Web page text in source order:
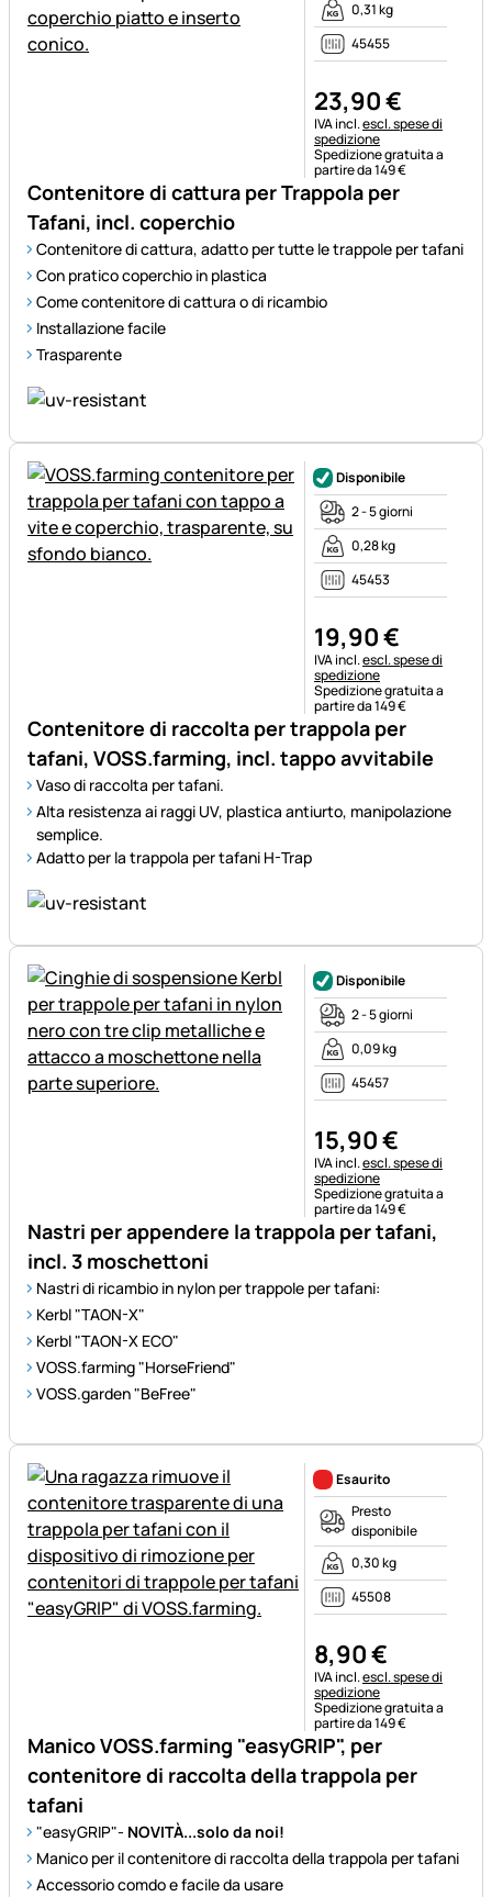
Contenitore di cattura per Trappola per
Tafani, incl. coperchio
Contenitore di cattura, adatto per tutte le trappole per tafani
Con pratico coperchio in plastica
Come contenitore di cattura o di ricambio
Installazione facile
Trasparente
0,31 kg
45455
23,90€
Informazioni fiscali:
IVA incl.escl. spese di
spedizione
Spedizione gratuita a
partire da 149 €
Contenitore di raccolta per trappola per
tafani, VOSS.farming, incl. tappo avvitabile
Vaso di raccolta per tafani.
Alta resistenza ai raggi UV, plastica antiurto, manipolazione
semplice.
Adatto per la trappola per tafani H-Trap
Disponibile
2 - 5 giorni
0,28 kg
45453
19,90€
Informazioni fiscali:
IVA incl.escl. spese di
spedizione
Spedizione gratuita a
partire da 149 €
Nastri per appendere la trappola per tafani,
incl. 3 moschettoni
Nastri di ricambio in nylon per trappole per tafani:
Kerbl "TAON-X"
Kerbl "TAON-X ECO"
VOSS.farming "HorseFriend"
VOSS.garden "BeFree"
Disponibile
2 - 5 giorni
0,09 kg
45457
15,90€
Informazioni fiscali:
IVA incl.escl. spese di
spedizione
Spedizione gratuita a
partire da 149 €
Manico VOSS.farming "easyGRIP", per
contenitore di raccolta della trappola per
tafani
"easyGRIP"- NOVITÀ...solo da noi!
Manico per il contenitore di raccolta della trappola per tafani
Accessorio comdo e facile da usare
Esaurito
Presto
disponibile
0,30 kg
45508
8,90€
Informazioni fiscali:
IVA incl.escl. spese di
spedizione
Spedizione gratuita a
partire da 149 €